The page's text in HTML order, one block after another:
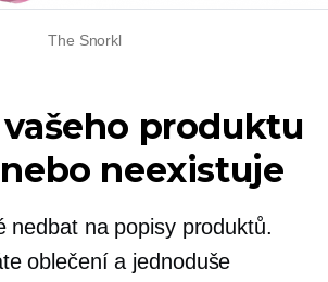
The Snorkl
vašeho produktu
neexistuje
nedbat na popisy produktů.
oblečení a jednoduše